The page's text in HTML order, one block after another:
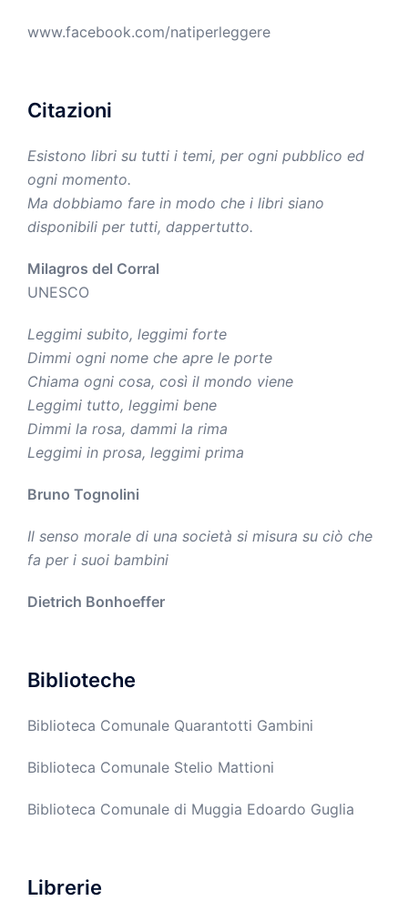
www.facebook.com/natiperleggere
Citazioni
Esistono libri su tutti i temi, per ogni pubblico ed
ogni momento.
Ma dobbiamo fare in modo che i libri siano
disponibili per tutti, dappertutto.
Milagros del Corral
UNESCO
Leggimi subito, leggimi forte
Dimmi ogni nome che apre le porte
Chiama ogni cosa, così il mondo viene
Leggimi tutto, leggimi bene
Dimmi la rosa, dammi la rima
Leggimi in prosa, leggimi prima
Bruno Tognolini
Il senso morale di una società si misura su ciò che
fa per i suoi bambini
Dietrich Bonhoeffer
Biblioteche
Biblioteca Comunale Quarantotti Gambini
Biblioteca Comunale Stelio Mattioni
Biblioteca Comunale di Muggia Edoardo Guglia
Librerie